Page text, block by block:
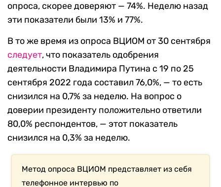
опроса, скорее доверяют — 74%. Неделю назад
эти показатели были 13% и 77%.
В то же время из опроса ВЦИОМ от 30 сентября
следует, что показатель одобрения
деятельности Владимира Путина с 19 по 25
сентября 2022 года составил 76,0%, — то есть
снизился на 0,7% за неделю. На вопрос о
доверии президенту положительно ответили
80,0% респондентов, — этот показатель
снизился на 0,3% за неделю.
Метод опроса ВЦИОМ представляет из себя
телефонное интервью по